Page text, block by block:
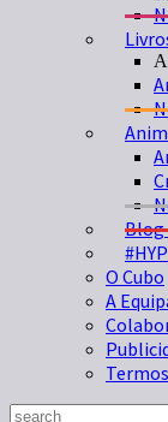
Blog
O Cubo
A